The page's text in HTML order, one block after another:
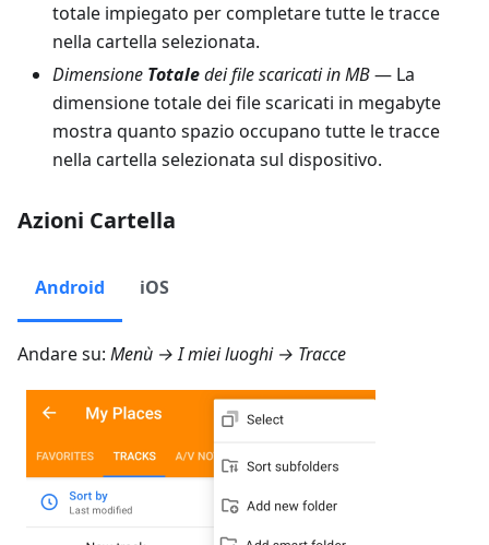
totale impiegato per completare tutte le tracce
nella cartella selezionata.
Dimensione Totaledei file scaricati in MB— La
dimensione totale dei file scaricati in megabyte
mostra quanto spazio occupano tutte le tracce
nella cartella selezionata sul dispositivo.
Azioni Cartella
Android iOS
Andare su: Menù → I miei luoghi → Tracce